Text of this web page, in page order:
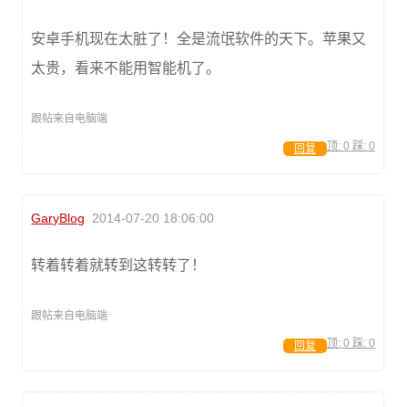
安卓手机现在太脏了！全是流氓软件的天下。苹果又
太贵，看来不能用智能机了。
跟帖来自电脑端
顶: 0 踩: 0
回复
GaryBlog 2014-07-20 18:06:00
转着转着就转到这转转了！
跟帖来自电脑端
顶: 0 踩: 0
回复